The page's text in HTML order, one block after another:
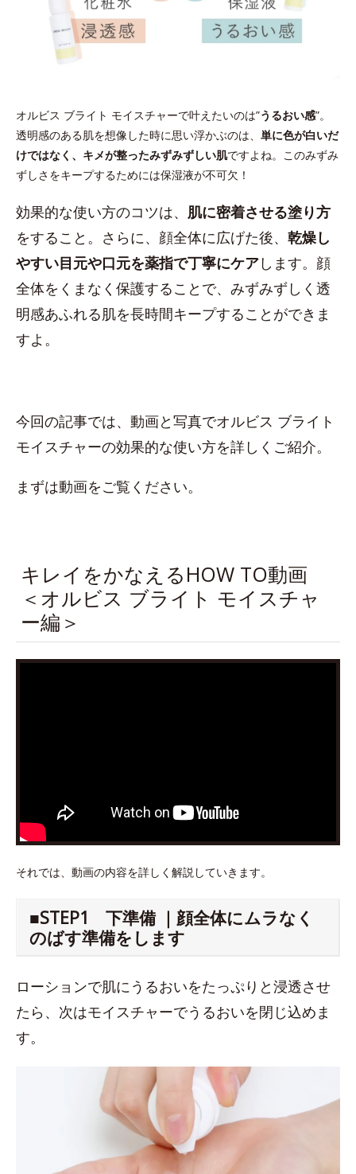
オルビス ブライト モイスチャーで叶えたいのは”うるおい感”。
透明感のある肌を想像した時に思い浮かぶのは、 単に色が白いだ
けではなく、キメが整ったみずみずしい肌ですよね。このみずみ
ずしさをキープするためには保湿液が不可欠！
効果的な使い方のコツは、 肌に密着させる塗り方
をすること。さらに、顔全体に広げた後、 乾燥し
やすい目元や口元を薬指で丁寧にケアします。顔
全体をくまなく保護することで、みずみずしく透
明感あふれる肌を長時間キープすることができま
すよ。
今回の記事では、動画と写真でオルビス ブライト
モイスチャーの効果的な使い方を詳しくご紹介。
まずは動画をご覧ください。
キレイをかなえるHOW TO動画
＜オルビス ブライト モイスチャ
ー編＞
それでは、動画の内容を詳しく解説していきます。
■STEP1 下準備 ｜顔全体にムラなく
のばす準備をします
ローションで肌にうるおいをたっぷりと浸透させ
たら、次はモイスチャーでうるおいを閉じ込めま
す。